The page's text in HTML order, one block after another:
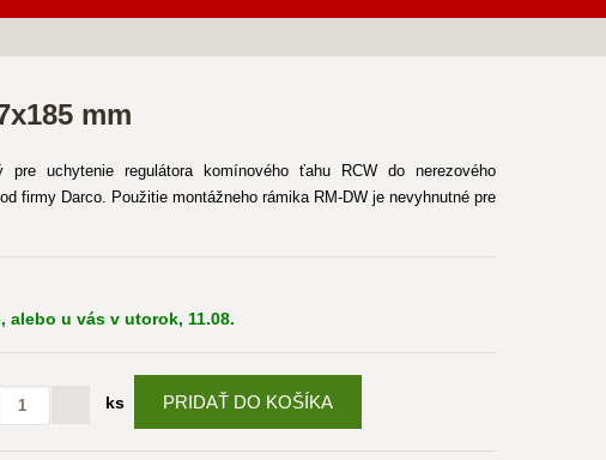
mm
pre uchytenie regulátora komínového ťahu RCW do nerezového
firmy Darco. Použitie montážneho rámika RM-DW je nevyhnutné pre
u vás v utorok, 11.08.
ks PRIDAŤ DO KOŠÍKA